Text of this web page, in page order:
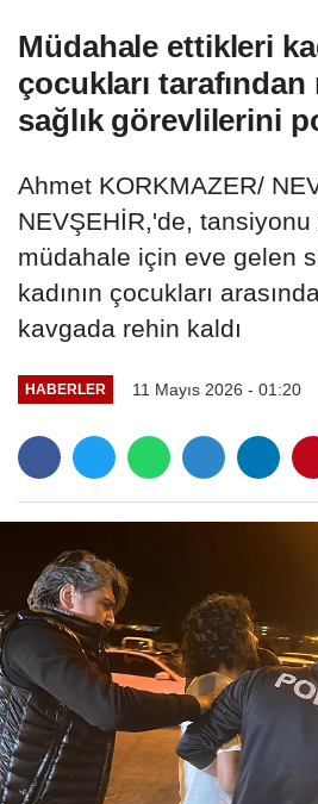
Müdahale ettikleri
çocukları
sağlık görevlilerini
Ahmet KORKMAZER/
NEVŞEHİR,'de,
müdahale için eve gelen
kadının çocukları
kavgada rehin kaldı
HABERLER 11 Mayıs 2026 - 01:20